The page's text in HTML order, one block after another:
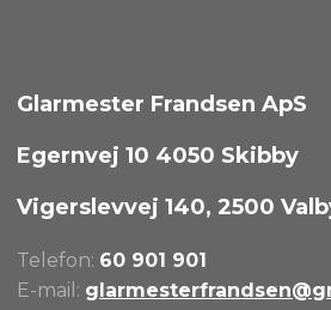
Glarmester Frandsen ApS
Egernvej 10 4050 Skibby
Vigerslevvej 140, 2500
​Telefon: 60 901 901
E-mail: